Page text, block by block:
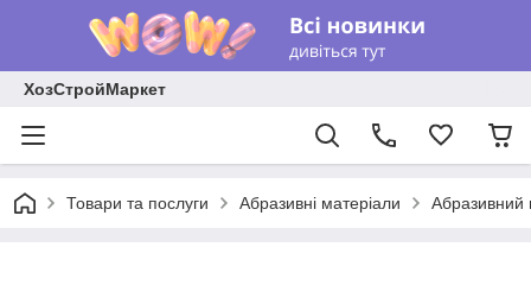
ХозСтройМаркет
Товари та послуги Абразивні матеріали Абразивний